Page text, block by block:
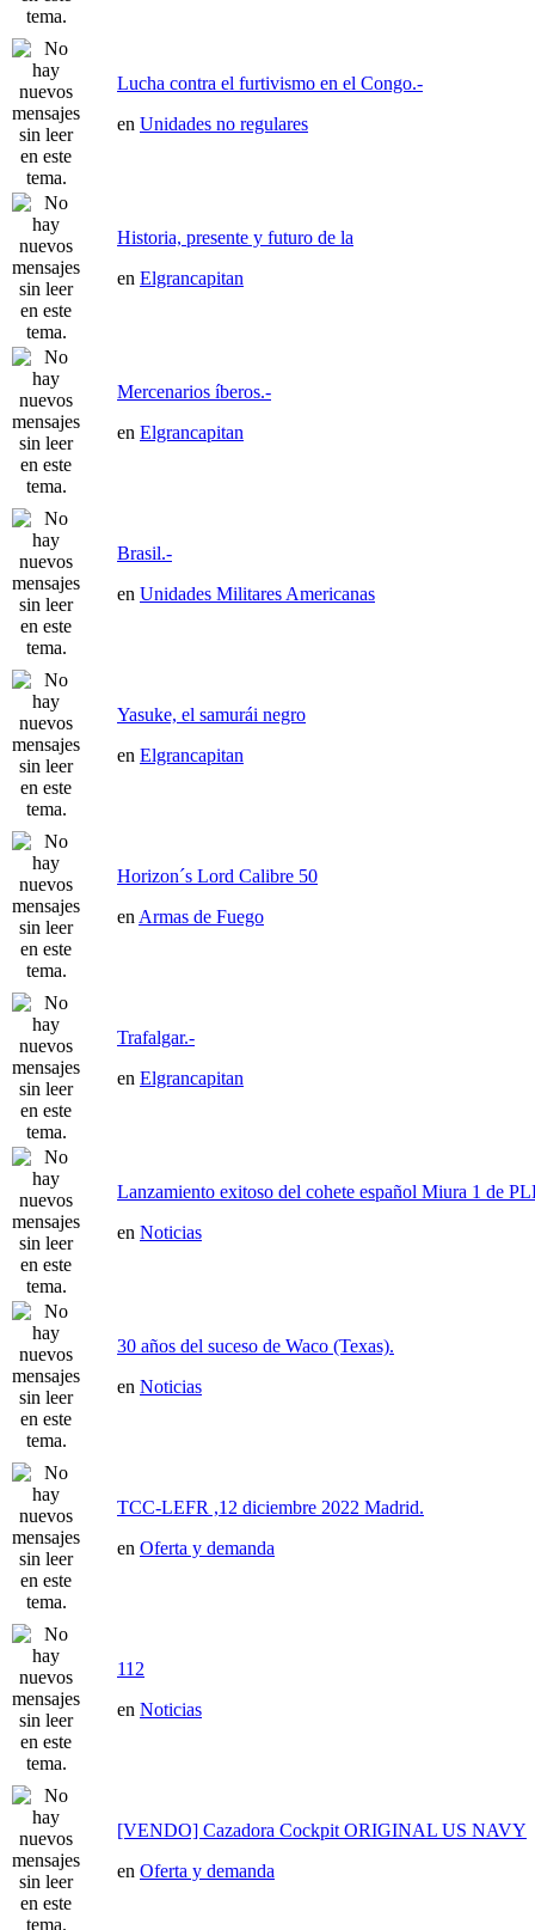
Lucha contra el furtivismo en el Congo.-
en Unidades no regulares
Historia, presente y futuro de la
en Elgrancapitan
Mercenarios íberos.-
en Elgrancapitan
Brasil.-
en Unidades Militares Americanas
Yasuke, el samurái negro
en Elgrancapitan
Horizon´s Lord Calibre 50
en Armas de Fuego
Trafalgar.-
en Elgrancapitan
Lanzamiento exitoso del cohete español Miura 1 de
en Noticias
30 años del suceso de Waco (Texas).
en Noticias
TCC-LEFR ,12 diciembre 2022 Madrid.
en Oferta y demanda
112
en Noticias
[VENDO] Cazadora Cockpit ORIGINAL US NAVY
en Oferta y demanda